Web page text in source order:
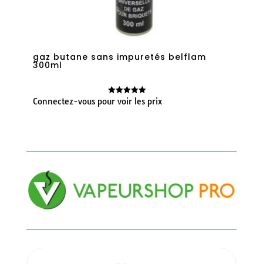
gaz butane sans impuretés belflam
300ml
Note
Connectez-vous pour voir les prix